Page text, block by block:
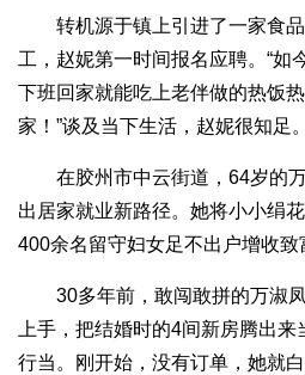
转机源于镇上引进了一家食品
工，赵妮第一时间报名应聘。“如
下班回家就能吃上老伴做的热饭
家！”谈及当下生活，赵妮很知足。
在胶州市中云街道，64岁的万
出居家就业新路径。她将小小绢
400余名留守妇女足不出户增收致
30多年前，敢闯敢拼的万淑凤
上手，把结婚时的4间新房腾出来
行当。刚开始，没有订单，她就